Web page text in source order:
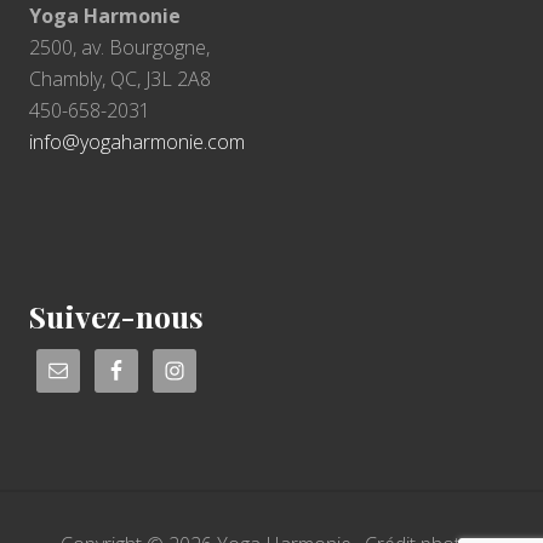
Yoga Harmonie
2500, av. Bourgogne,
Chambly, QC, J3L 2A8
450-658-2031
info@yogaharmonie.com
Suivez-nous